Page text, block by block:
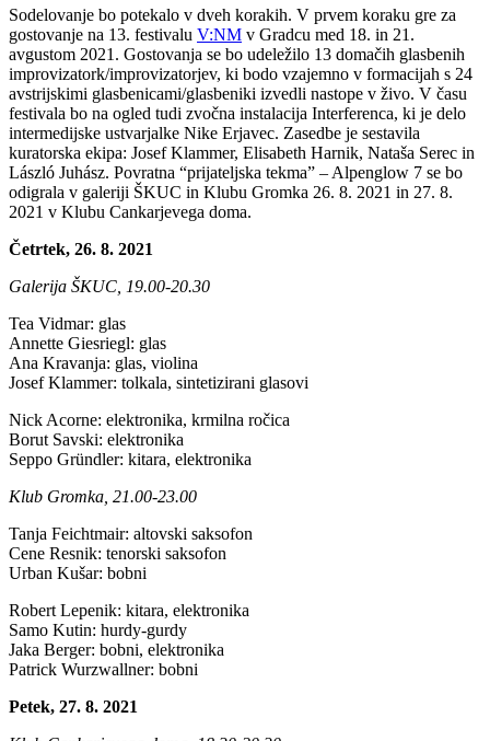
Sodelovanje bo potekalo v dveh korakih. V prvem koraku gre za
gostovanje na 13. festivalu V:NM v Gradcu med 18. in 21.
avgustom 2021. Gostovanja se bo udeležilo 13 domačih glasbenih
improvizatork/improvizatorjev, ki bodo vzajemno v formacijah s 24
avstrijskimi glasbenicami/glasbeniki izvedli nastope v živo. V času
festivala bo na ogled tudi zvočna instalacija Interferenca, ki je delo
intermedijske ustvarjalke Nike Erjavec. Zasedbe je sestavila
kuratorska ekipa: Josef Klammer, Elisabeth Harnik, Nataša Serec in
László Juhász. Povratna “prijateljska tekma” – Alpenglow 7 se bo
odigrala v galeriji ŠKUC in Klubu Gromka 26. 8. 2021 in 27. 8.
2021 v Klubu Cankarjevega doma.
Četrtek, 26. 8. 2021
Galerija ŠKUC, 19.00-20.30
Tea Vidmar: glas
Annette Giesriegl: glas
Ana Kravanja: glas, violina
Josef Klammer: tolkala, sintetizirani glasovi
Nick Acorne: elektronika, krmilna ročica
Borut Savski: elektronika
Seppo Gründler: kitara, elektronika
Klub Gromka, 21.00-23.00
Tanja Feichtmair: altovski saksofon
Cene Resnik: tenorski saksofon
Urban Kušar: bobni
Robert Lepenik: kitara, elektronika
Samo Kutin: hurdy-gurdy
Jaka Berger: bobni, elektronika
Patrick Wurzwallner: bobni
Petek, 27. 8. 2021